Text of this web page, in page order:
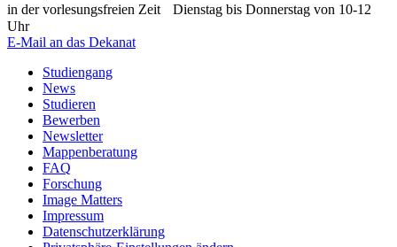
in der vorlesungsfreien Zeit Dienstag bis Donnerstag von 10-12
Uhr
E-Mail an das Dekanat
Studiengang
News
Studieren
Bewerben
Newsletter
Mappenberatung
FAQ
Forschung
Image Matters
Impressum
Datenschutzerklärung